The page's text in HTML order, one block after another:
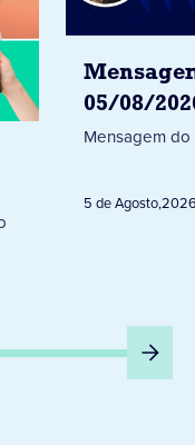
05/08/
Mensagem do
5 de Agosto,